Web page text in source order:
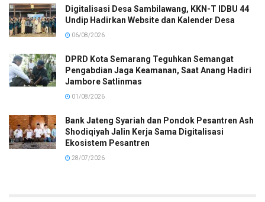
Digitalisasi Desa Sambilawang, KKN-T IDBU 44
Undip Hadirkan Website dan Kalender Desa
06/08/2026
DPRD Kota Semarang Teguhkan Semangat
Pengabdian Jaga Keamanan, Saat Anang Hadiri
Jambore Satlinmas
01/08/2026
Bank Jateng Syariah dan Pondok Pesantren Ash
Shodiqiyah Jalin Kerja Sama Digitalisasi
Ekosistem Pesantren
28/07/2026